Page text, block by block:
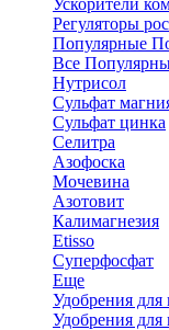
Ускорители
Регуляторы
Популярные
Все
Нутрисол
Сульфат
Сульфат цинка
Селитра
Азофоска
Мочевина
Азотовит
Калимагнезия
Etisso
Суперфосфат
Еще
Удобрения для
Удобрения для